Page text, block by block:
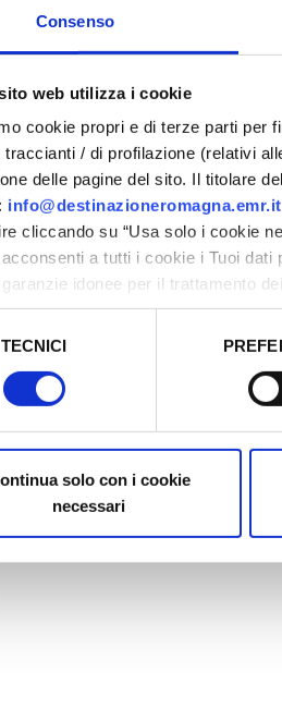
Consenso
web utilizza i cookie
cookie propri e di terze parti per
traccianti / di profilazione (relativi
delle pagine del sito. Il titolare
info@destinazioneromagna.emr.it
cliccando su “Usa solo i cookie
a tutti i cookie i Tuoi
idonee per il trattamento
a Tutela dei navigatori, che
TECNICI
solo con i cookie
necessari